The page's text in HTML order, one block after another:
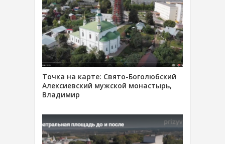
Точка на карте: Свято-Боголюбский
Алексиевский мужской монастырь,
Владимир